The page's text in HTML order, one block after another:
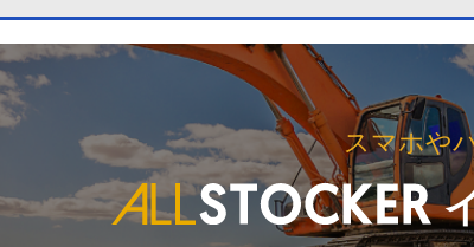
スマホや